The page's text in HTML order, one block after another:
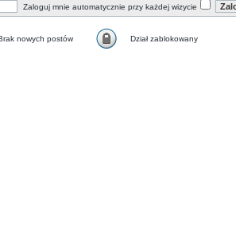
Zaloguj mnie automatycznie przy każdej wizycie
nowych postów Dział zablokowany